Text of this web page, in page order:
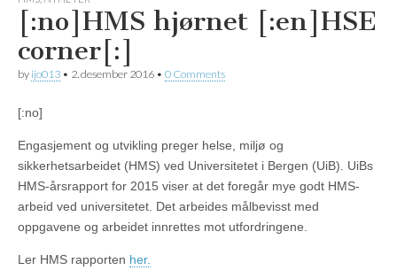
K2 Nytt
[:no]HMS hjørnet [:en]HSE
corner[:]
by ijo013 • 2. desember 2016 • 0 Comments
[:no]
Engasjement og utvikling preger helse, miljø og
sikkerhetsarbeidet (HMS) ved Universitetet i Bergen (UiB). UiBs
HMS-årsrapport for 2015 viser at det foregår mye godt HMS-
arbeid ved universitetet. Det arbeides målbevisst med
oppgavene og arbeidet innrettes mot utfordringene.
Ler HMS rapporten her.